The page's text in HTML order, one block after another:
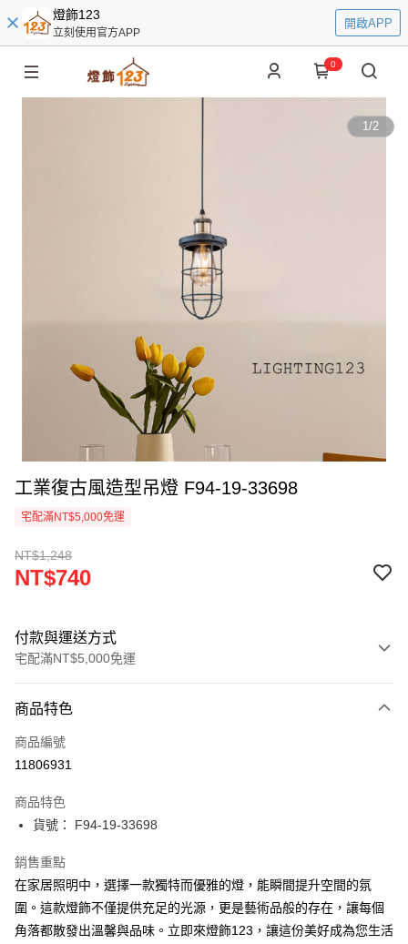
燈飾123
立刻使用官方APP
開啟APP
0
1/2
工業復古風造型吊燈 F94-19-33698
宅配滿NT$5,000免運
NT$1,248
NT$740
付款與運送方式
宅配滿NT$5,000免運
信用卡一次付款
LINE Pay
街口支付
悠遊付
Google Pay
全盈+PAY
商品特色
商品編號
11806931
商品特色
貨號： F94-19-33698
銷售重點
在家居照明中，選擇一款獨特而優雅的燈，能瞬間提升空間的氛
圍。這款燈飾不僅提供充足的光源，更是藝術品般的存在，讓每個
角落都散發出溫馨與品味。立即來燈飾123，讓這份美好成為您生活